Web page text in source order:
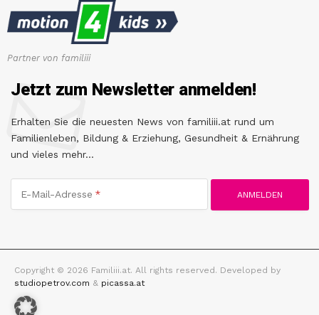
Partner von familiii
Jetzt zum Newsletter anmelden!
Erhalten Sie die neuesten News von familiii.at rund um
Familienleben, Bildung & Erziehung, Gesundheit & Ernährung
und vieles mehr...
E-Mail-Adresse
Copyright © 2026 Familiii.at. All rights reserved. Developed by
studiopetrov.com & picassa.at